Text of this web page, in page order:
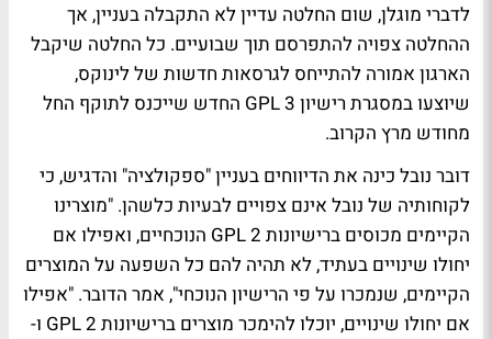
לדברי מוגלן, שום החלטה עדיין לא התקבלה בעניין, אך
ההחלטה צפויה להתפרסם תוך שבועיים. כל החלטה שיקבל
הארגון אמורה להתייחס לגרסאות חדשות של לינוקס,
שיוצעו במסגרת רישיון GPL 3 החדש שייכנס לתוקף החל
מחודש מרץ הקרוב.
דובר נובל כינה את הדיווחים בעניין "ספקולציה" והדגיש, כי
לקוחותיה של נובל אינם צפויים לבעיות כלשהן. "מוצרינו
הקיימים מכוסים ברישיונות GPL 2 הנוכחיים, ואפילו אם
יחולו שינויים בעתיד, לא תהיה להם כל השפעה על המוצרים
הקיימים, שנמכרו על פי הרישיון הנוכחי", אמר הדובר. "אפילו
אם יחולו שינויים, יוכלו להימכר מוצרים ברישיונות GPL 2 ו-